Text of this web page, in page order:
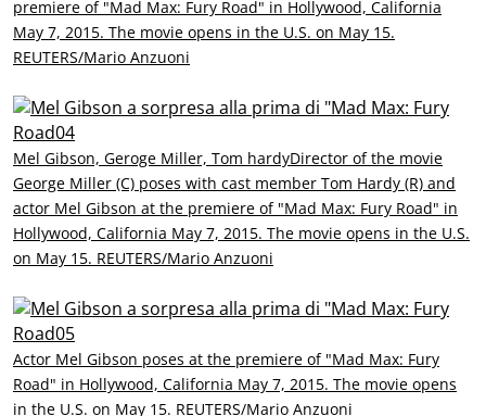
premiere of "Mad Max: Fury Road" in Hollywood, California
May 7, 2015. The movie opens in the U.S. on May 15.
REUTERS/Mario Anzuoni
Mel Gibson, Geroge Miller, Tom hardyDirector of the movie
George Miller (C) poses with cast member Tom Hardy (R) and
actor Mel Gibson at the premiere of "Mad Max: Fury Road" in
Hollywood, California May 7, 2015. The movie opens in the U.S.
on May 15. REUTERS/Mario Anzuoni
Actor Mel Gibson poses at the premiere of "Mad Max: Fury
Road" in Hollywood, California May 7, 2015. The movie opens
in the U.S. on May 15. REUTERS/Mario Anzuoni